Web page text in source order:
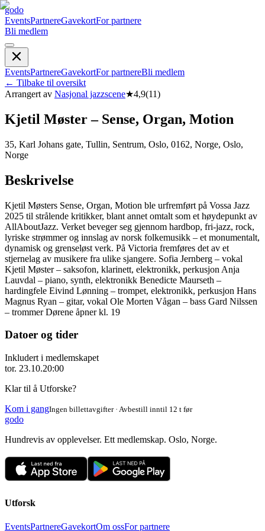
godo
EventsPartnereGavekortFor partnere
Bli medlem
EventsPartnereGavekortFor partnereBli medlem
← Tilbake til oversikt
Arrangert av Nasjonal jazzscene★4,9(11)
Kjetil Møster – Sense, Organ, Motion
35, Karl Johans gate, Tullin, Sentrum, Oslo, 0162, Norge, Oslo,
Norge
Beskrivelse
Kjetil Møsters Sense, Organ, Motion ble urfremført på Vossa Jazz
2025 til strålende kritikker, blant annet omtalt som et høydepunkt av
AllAboutJazz. Verket beveger seg gjennom hardbop, fri-jazz, rock,
lyriske strømmer og innslag av norsk folkemusikk – et monumentalt,
dynamisk og grenseløst verk. På Victoria fremføres det av et
stjernelag av musikere fra ulike sjangere. Sofia Jernberg – vokal
Kjetil Møster – saksofon, klarinett, elektronikk, perkusjon Anja
Lauvdal – piano, synth, elektronikk Benedicte Maurseth –
hardingfele Eivind Lønning – trompet, elektronikk, perkusjon Hans
Magnus Ryan – gitar, vokal Ole Morten Vågan – bass Gard Nilssen
– trommer Dørene åpner kl. 19
Datoer og tider
Inkludert i medlemskapet
tor. 23.10.20:00
Klar til å Utforske?
Kom i gangIngen billettavgifter · Avbestill inntil 12 t før
godo
Hundrevis av opplevelser. Ett medlemskap. Oslo, Norge.
Utforsk
EventsPartnereGavekortOm ossFor partnere